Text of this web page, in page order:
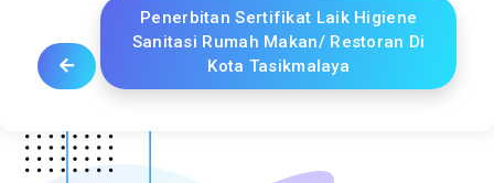
Penerbitan Sertifikat Laik Higiene
Sanitasi Rumah Makan/ Restoran Di
Kota Tasikmalaya